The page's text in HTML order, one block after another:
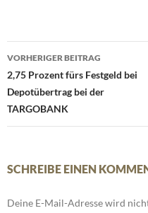
Beitrags-
Navigation
VORHERIGER BEITRAG
2,75 Prozent fürs Festgeld bei
Depotübertrag bei der
TARGOBANK
SCHREIBE EINEN
Deine E-Mail-Adresse wird